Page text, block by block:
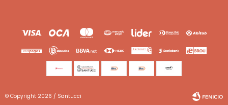
© Copyright 2026 / Santucci